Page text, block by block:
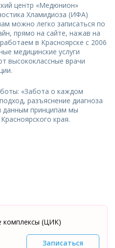
центр «Медюнион»
Хламидиоза (ИФА)
можно легко записаться по
прямо на сайте, нажав на
в Красноярске с 2006
медицинские услуги
высококлассные врачи
«Забота о каждом
разъяснение диагноза
данным принципам мы
края.
комплексы (ЦИК)
Записаться